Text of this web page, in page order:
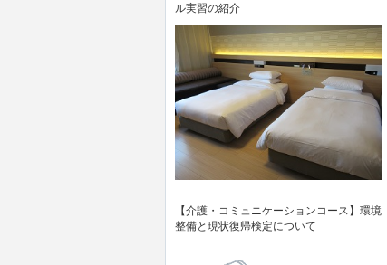
ル実習の紹介
【介護・コミュニケーションコース】環境
整備と現状復帰検定について